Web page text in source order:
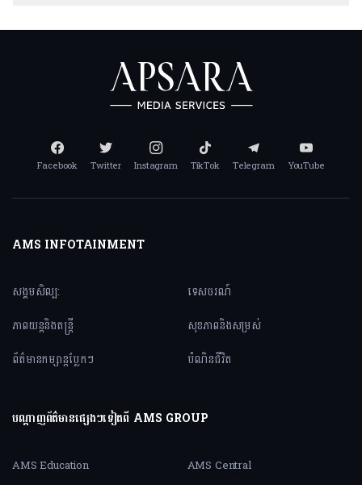
Facebook Twitter Instagram TikTok Telegram YouTube
AMS INFOTAINMENT
សង្គមសិល្ប:
ភាពយន្តនិងតន្ត្រី
ព័ត៌មានកម្សាន្តប្លែកៗ
ទេសចរណ៍
សុខភាពនិងសម្រស់
បំណិនជីវិត
បណ្តាញព័ត៌មានផ្សេងៗទៀតពី AMS GROUP
AMS Education
AMS Central